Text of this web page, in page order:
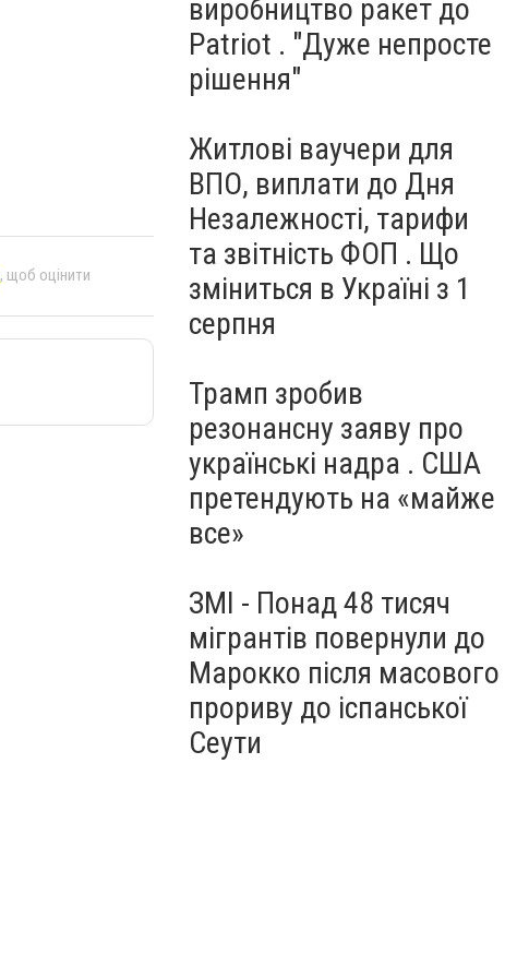
, щоб оцінити
виробництво ракет до
Patriot . "Дуже непросте
рішення"
Житлові ваучери для
ВПО, виплати до Дня
Незалежності, тарифи
та звітність ФОП . Що
зміниться в Україні з 1
серпня
Трамп зробив
резонансну заяву про
українські надра . США
претендують на «майже
все»
ЗМІ - Понад 48 тисяч
мігрантів повернули до
Марокко після масового
прориву до іспанської
Сеути